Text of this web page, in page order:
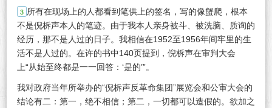
所有在现场上的人都看到笔供上的签名，写的像蟹爬，根本
不是倪柝声本人的笔迹。由于我本人亲身被斗、被洗脑、质询的
经历，那不是人过的日子。我相信在1952至1956年间牢里的生
活不是人过的。在许的书中140页提到，倪柝声在审判大会
上“从始至终都是一一回答：‘是的’”。
我对政府当年所举办的“倪柝声反革命集团”展览会和公审大会的
结论有二：第一，绝不相信；第二，一切都可以造假的。欲加之